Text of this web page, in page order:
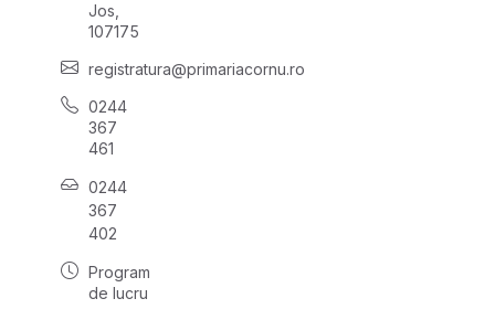
Jos,
107175
registratura@primariacornu.ro
0244
367
461
0244
367
402
Program
de lucru